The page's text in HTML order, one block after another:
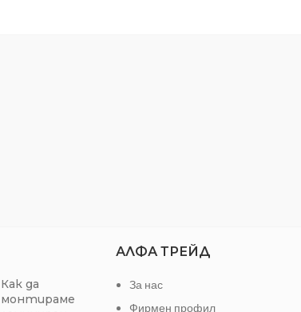
Как да
монтираме
АЛФА ТРЕЙД
За нас
Фирмен профил